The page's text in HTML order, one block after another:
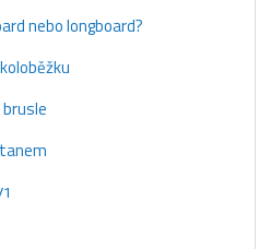
nebo longboard?